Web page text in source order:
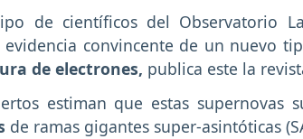
de científicos del Observatorio
evidencia convincente de un nuevo
de electrones, publica este la
estiman que estas supernovas
de ramas gigantes super-asintóticas